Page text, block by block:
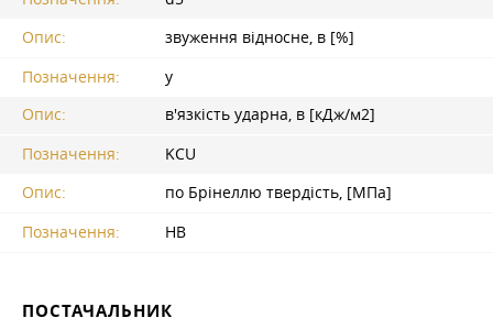
Опис:
звуження відносне, в [%]
Позначення:
y
Опис:
в'язкість ударна, в [кДж/м2]
Позначення:
KCU
Опис:
по Брінеллю твердість, [МПа]
Позначення:
HB
ПОСТАЧАЛЬНИК